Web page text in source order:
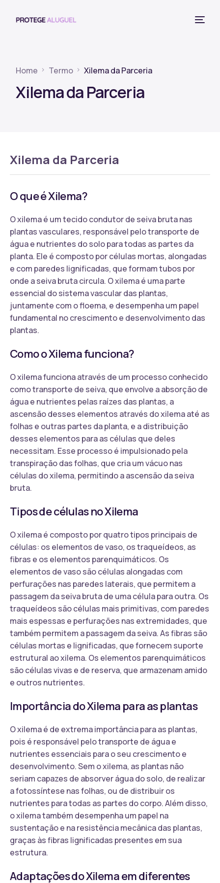
Home Termo Xilema da Parceria
Xilema da Parceria
Xilema da Parceria
O que é Xilema?
O xilema é um tecido condutor de seiva bruta nas
plantas vasculares, responsável pelo transporte de
água e nutrientes do solo para todas as partes da
planta. Ele é composto por células mortas, alongadas
e com paredes lignificadas, que formam tubos por
onde a seiva bruta circula. O xilema é uma parte
essencial do sistema vascular das plantas,
juntamente com o floema, e desempenha um papel
fundamental no crescimento e desenvolvimento das
plantas.
Como o Xilema funciona?
O xilema funciona através de um processo conhecido
como transporte de seiva, que envolve a absorção de
água e nutrientes pelas raízes das plantas, a
ascensão desses elementos através do xilema até as
folhas e outras partes da planta, e a distribuição
desses elementos para as células que deles
necessitam. Esse processo é impulsionado pela
transpiração das folhas, que cria um vácuo nas
células do xilema, permitindo a ascensão da seiva
bruta.
Tipos de células no Xilema
O xilema é composto por quatro tipos principais de
células: os elementos de vaso, os traqueídeos, as
fibras e os elementos parenquimáticos. Os
elementos de vaso são células alongadas com
perfurações nas paredes laterais, que permitem a
passagem da seiva bruta de uma célula para outra. Os
traqueídeos são células mais primitivas, com paredes
mais espessas e perfurações nas extremidades, que
também permitem a passagem da seiva. As fibras são
células mortas e lignificadas, que fornecem suporte
estrutural ao xilema. Os elementos parenquimáticos
são células vivas e de reserva, que armazenam amido
e outros nutrientes.
Importância do Xilema para as plantas
O xilema é de extrema importância para as plantas,
pois é responsável pelo transporte de água e
nutrientes essenciais para o seu crescimento e
desenvolvimento. Sem o xilema, as plantas não
seriam capazes de absorver água do solo, de realizar
a fotossíntese nas folhas, ou de distribuir os
nutrientes para todas as partes do corpo. Além disso,
o xilema também desempenha um papel na
sustentação e na resistência mecânica das plantas,
graças às fibras lignificadas presentes em sua
estrutura.
Adaptações do Xilema em diferentes